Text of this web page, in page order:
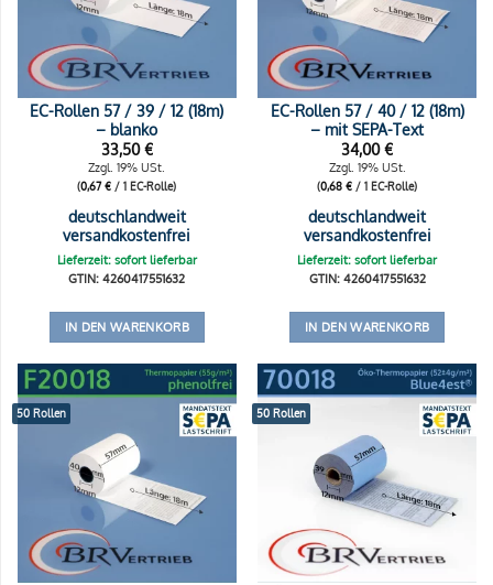
EC-Rollen 57 / 39 / 12 (18m)
– blanko
33,50€
Zzgl. 19% USt.
(0,67€ / 1 EC-Rolle)
deutschlandweit
versandkostenfrei
Lieferzeit: sofort lieferbar
GTIN: 4260417551632
IN DEN WARENKORB
EC-Rollen 57 / 40 / 12 (18m)
– mit SEPA-Text
34,00€
Zzgl. 19% USt.
(0,68€ / 1 EC-Rolle)
deutschlandweit
versandkostenfrei
Lieferzeit: sofort lieferbar
GTIN: 4260417551632
IN DEN WARENKORB
50 Rollen 50 Rollen